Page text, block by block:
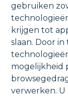
gebruiken
krijgen tot
slaan. Door
mogelijkheid
verwerken.